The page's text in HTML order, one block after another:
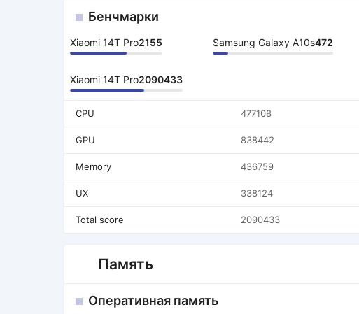
Бенчмарки
Xiaomi 14T Pro2155 Samsung Galaxy A10s472
Xiaomi 14T Pro2090433
CPU 477108
GPU 838442
Memory 436759
UX 338124
Total score 2090433
Память
Оперативная память